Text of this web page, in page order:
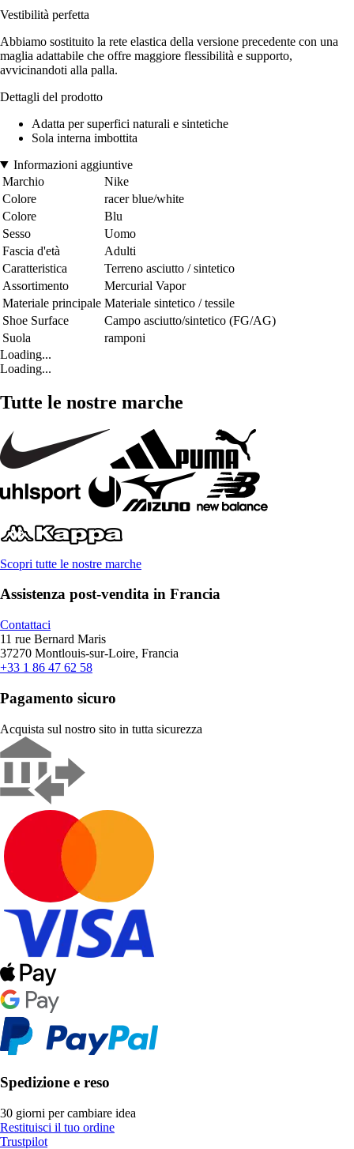
Vestibilità perfetta
Abbiamo sostituito la rete elastica della versione precedente con una
maglia adattabile che offre maggiore flessibilità e supporto,
avvicinandoti alla palla.
Dettagli del prodotto
Adatta per superfici naturali e sintetiche
Sola interna imbottita
Informazioni aggiuntive
Marchio
Nike
Colore
racer blue/white
Colore
Blu
Sesso
Uomo
Fascia d'età
Adulti
Caratteristica
Terreno asciutto / sintetico
Assortimento
Mercurial Vapor
Materiale principale Materiale sintetico / tessile
Shoe Surface
Campo asciutto/sintetico (FG/AG)
Suola
ramponi
Loading...
Loading...
Tutte le nostre marche
Scopri tutte le nostre marche
Assistenza post-vendita in Francia
Contattaci
11 rue Bernard Maris
37270 Montlouis-sur-Loire, Francia
+33 1 86 47 62 58
Pagamento sicuro
Acquista sul nostro sito in tutta sicurezza
Spedizione e reso
30 giorni per cambiare idea
Restituisci il tuo ordine
Trustpilot